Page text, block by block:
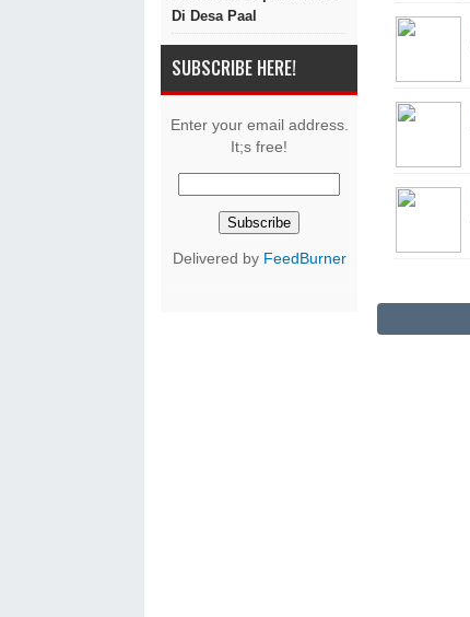
Di Desa Paal
SUBSCRIBE HERE!
Enter your email address.
It;s free!
Delivered by FeedBurner